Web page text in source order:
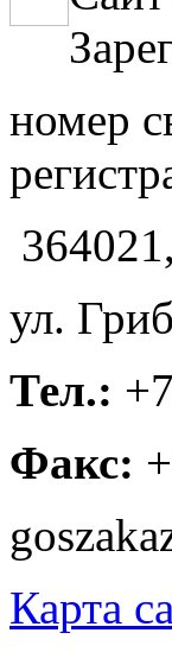
номер
ул.
Тел.:
Факс:
Карта